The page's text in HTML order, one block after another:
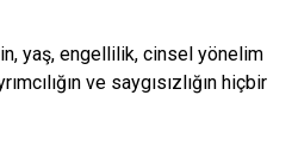
yaş, engellilik, cinsel yönelim
ve saygısızlığın hiçbir